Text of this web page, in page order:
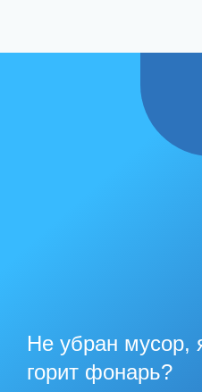
Не убран мусор,
горит фонарь?